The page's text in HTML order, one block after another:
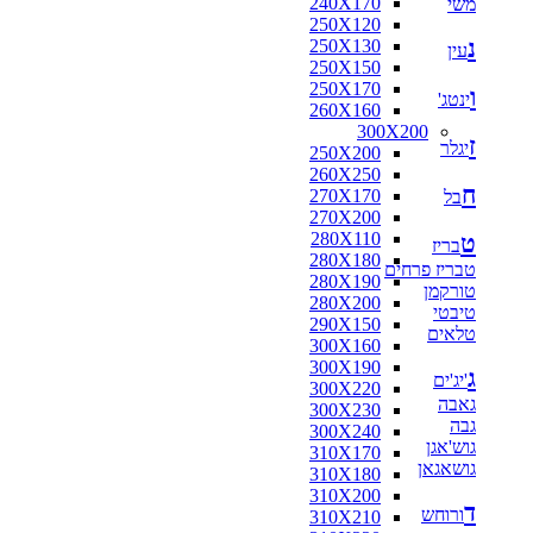
250X120
250X130
250X150
250X170
260X160
300X200
250X200
260X250
270X170
270X200
280X110
280X180
280X190
280X200
290X150
300X160
300X190
300X220
300X230
300X240
310X170
310X180
310X200
310X210
משי
נעין
וינטג'
זיגלר
חבל
טבריז
טבריז פרחים
טורקמן
טיבטי
טלאים
ג'יג'ים
גאבה
גבה
גוש'אגן
גושאגאן
דורוחש
160X160
170X120
170X125
170X160
180X110
180X115
180X120
180X130
180X140
180X160
180X180
190X130
200X100
200X130
200X140
200X150
200X80
210X130
210X140
210X240
216X250
220X100
220X110
220X120
220X130